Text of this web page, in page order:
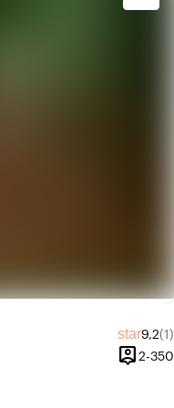
star9,2(1)
person_pin2-350
info
Kneipenstil